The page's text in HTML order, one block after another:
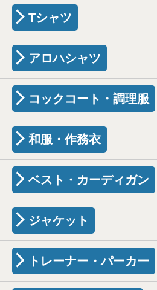
Tシャツ
アロハシャツ
コックコート・調理服
和服・作務衣
ベスト・カーディガン
ジャケット
トレーナー・パーカー